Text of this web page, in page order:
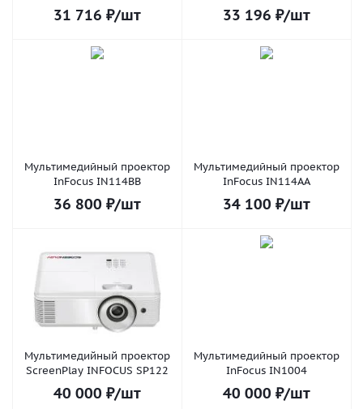
31 716 ₽/шт 33 196 ₽/шт
Мультимедийный проектор
InFocus IN114BB
36 800 ₽/шт
Мультимедийный проектор
InFocus IN114AA
34 100 ₽/шт
Мультимедийный проектор
ScreenPlay INFOCUS SP122
40 000 ₽/шт
Мультимедийный проектор
InFocus IN1004
40 000 ₽/шт